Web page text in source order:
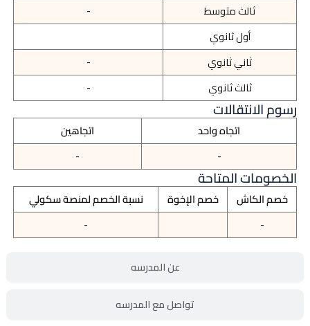
عن المدرسه
تواصل مع المدرسه
ثالث متوسط
-
أول ثانوي
ثاني ثانوي
-
ثالث ثانوي
-
رسوم الانتقالات
اتجاه واحد
اتجاهين
-
-
الخصومات المتاحة
خصم الكاش خصم الإخوة
نسبة الخصم لمنصة سكولي
-
-